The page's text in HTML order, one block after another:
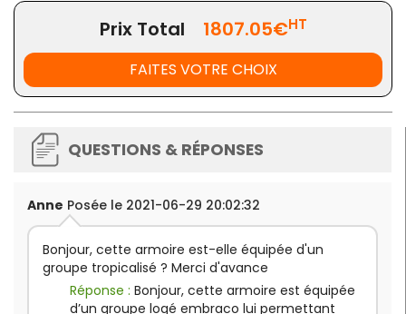
Prix Total 1807.05€HT
FAITES VOTRE CHOIX
QUESTIONS & RÉPONSES
Anne Posée le 2021-06-29 20:02:32
Bonjour, cette armoire est-elle équipée d'un
groupe tropicalisé ? Merci d'avance
Réponse : Bonjour, cette armoire est équipée
d’un groupe logé embraco lui permettant